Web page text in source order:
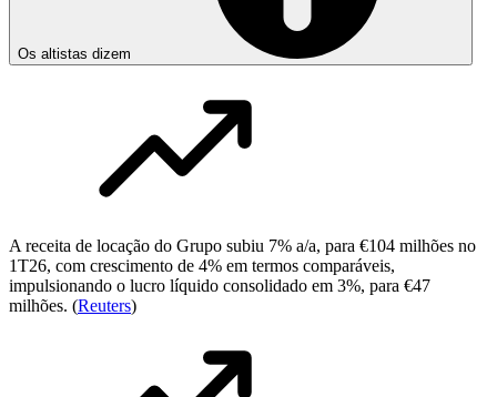
Os altistas dizem
A receita de locação do Grupo subiu 7% a/a, para €104 milhões no
1T26, com crescimento de 4% em termos comparáveis,
impulsionando o lucro líquido consolidado em 3%, para €47
milhões. (Reuters)